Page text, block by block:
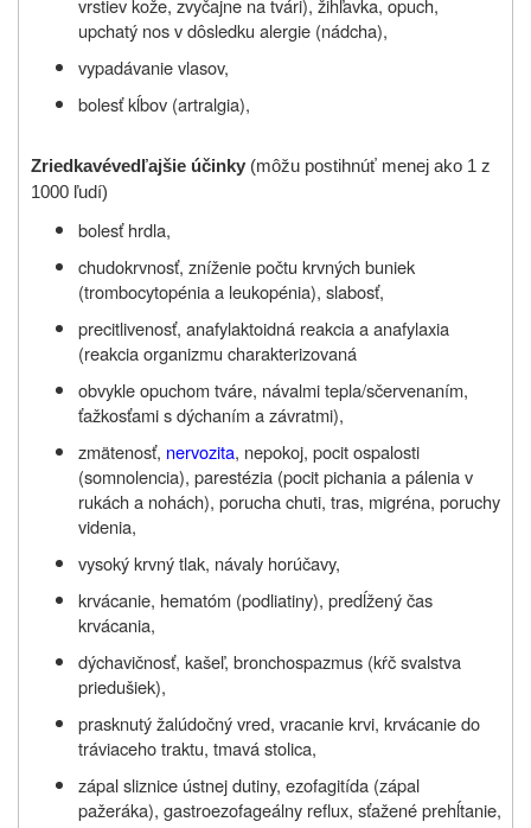
vrstiev kože, zvyčajne na tvári), žihľavka, opuch,
upchatý nos v dôsledku alergie (nádcha),
vypadávanie vlasov,
bolesť kĺbov (artralgia),
Zriedkavévedľajšie účinky (môžu postihnúť menej ako 1 z
1000 ľudí)
bolesť hrdla,
chudokrvnosť, zníženie počtu krvných buniek
(trombocytopénia a leukopénia), slabosť,
precitlivenosť, anafylaktoidná reakcia a anafylaxia
(reakcia organizmu charakterizovaná
obvykle opuchom tváre, návalmi tepla/sčervenaním,
ťažkosťami s dýchaním a závratmi),
zmätenosť, nervozita, nepokoj, pocit ospalosti
(somnolencia), parestézia (pocit pichania a pálenia v
rukách a nohách), porucha chuti, tras, migréna, poruchy
videnia,
vysoký krvný tlak, návaly horúčavy,
krvácanie, hematóm (podliatiny), predĺžený čas
krvácania,
dýchavičnosť, kašeľ, bronchospazmus (kŕč svalstva
priedušiek),
prasknutý žalúdočný vred, vracanie krvi, krvácanie do
tráviaceho traktu, tmavá stolica,
zápal sliznice ústnej dutiny, ezofagitída (zápal
pažeráka), gastroezofageálny reflux, sťažené prehĺtanie,